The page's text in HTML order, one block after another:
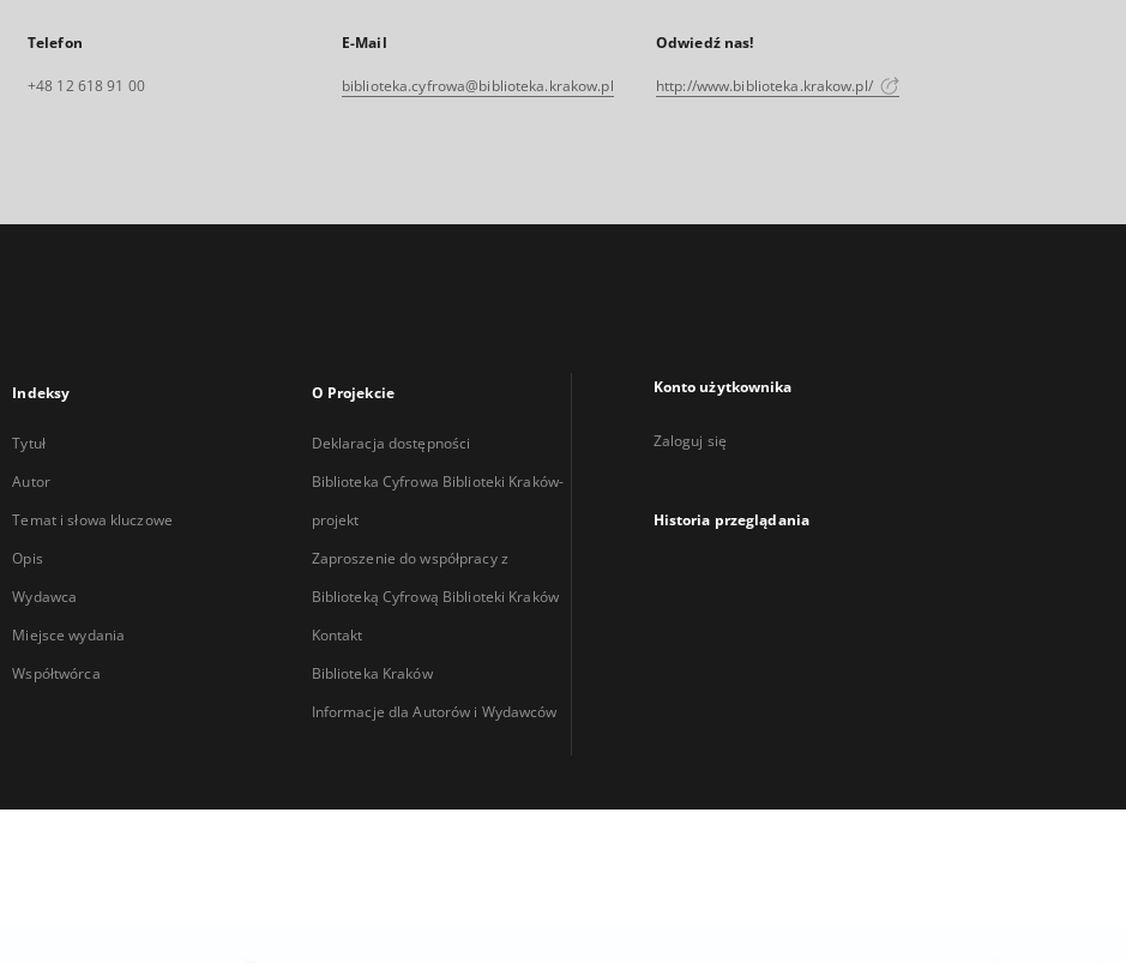
Telefon
+48 12 618 91 00
E-Mail
biblioteka.cyfrowa@biblioteka.krakow.pl
Odwiedź nas!
http://www.biblioteka.krakow.pl/
Indeksy
Tytuł
Autor
Temat i słowa kluczowe
Opis
Wydawca
Miejsce wydania
Współtwórca
O Projekcie
Deklaracja dostępności
Biblioteka Cyfrowa Biblioteki Kraków-
projekt
Zaproszenie do współpracy z
Biblioteką Cyfrową Biblioteki Kraków
Kontakt
Biblioteka Kraków
Informacje dla Autorów i Wydawców
Konto użytkownika
Zaloguj się
Historia przeglądania